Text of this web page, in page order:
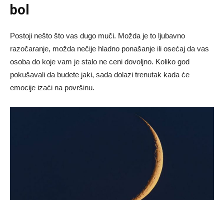
bol
Postoji nešto što vas dugo muči. Možda je to ljubavno
razočaranje, možda nečije hladno ponašanje ili osećaj da vas
osoba do koje vam je stalo ne ceni dovoljno. Koliko god
pokušavali da budete jaki, sada dolazi trenutak kada će
emocije izaći na površinu.